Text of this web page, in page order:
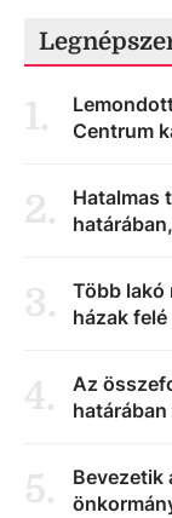
1.
Centrum
2.
Hatalmas
3.
Több lakó
házak
4.
Az
5.
Bevezetik